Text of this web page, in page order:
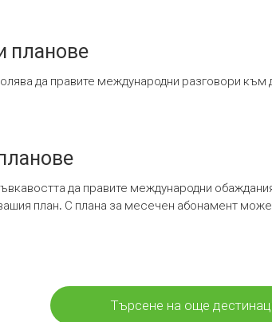
планове
да правите международни разговори
да правите международни
план. С плана за месечен абонамент
Търсене на още